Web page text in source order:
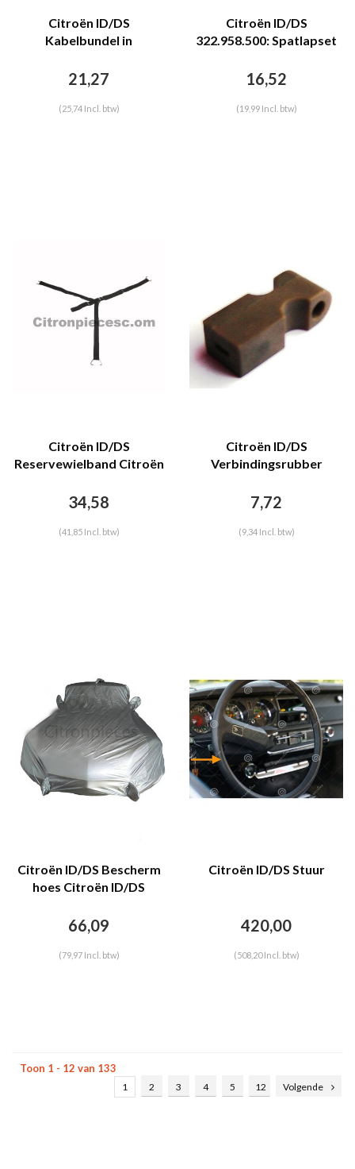
Citroën ID/DS
Kabelbundel in
ID/DS
21,27
(25,74 Incl. btw)
Citroën ID/DS
322.958.500: Spatlapset
Links en Rechts, voor
Citroën ID/DS.
16,52
(19,99 Incl. btw)
Citroën ID/DS
Reservewielband Citroën
34,58
(41,85 Incl. btw)
Citroën ID/DS
Verbindingsrubber
koplampen Citroën ID/DS
7,72
(9,34 Incl. btw)
Citroën ID/DS Bescherm
hoes Citroën ID/DS
66,09
(79,97 Incl. btw)
Citroën ID/DS Stuur
420,00
(508,20 Incl. btw)
Toon 1 - 12 van 133
1 2 3 4 5 12 Volgende